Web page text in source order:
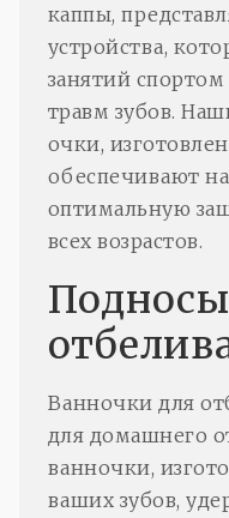
каппы,
устройства,
занятий
травм зубов.
очки,
обеспечивают
оптимальную
всех возрастов.
Ванночки для
для домашнего
ванночки,
ваших зубов,